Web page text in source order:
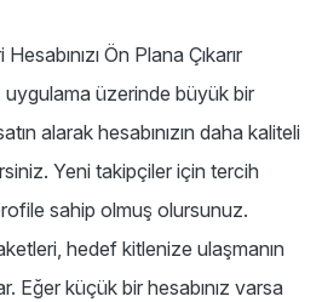
Ön Plana Çıkarır
üzerinde büyük bir
alarak hesabınızın daha kaliteli
Yeni takipçiler için tercih
sahip olmuş olursunuz.
hedef kitlenize ulaşmanın
Eğer küçük bir hesabınız varsa